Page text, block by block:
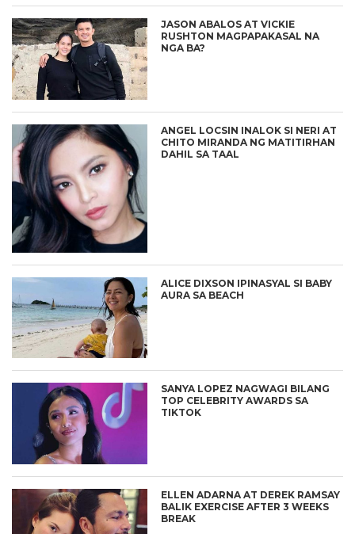
JASON ABALOS AT VICKIE
RUSHTON MAGPAPAKASAL NA
NGA BA?
ANGEL LOCSIN INALOK SI NERI AT
CHITO MIRANDA NG MATITIRHAN
DAHIL SA TAAL
ALICE DIXSON IPINASYAL SI BABY
AURA SA BEACH
SANYA LOPEZ NAGWAGI BILANG
TOP CELEBRITY AWARDS SA
TIKTOK
ELLEN ADARNA AT DEREK RAMSAY
BALIK EXERCISE AFTER 3 WEEKS
BREAK